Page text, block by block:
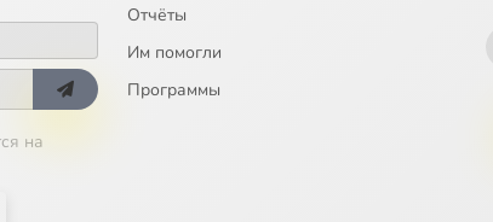
на
Отчёты
Им помогли
Программы